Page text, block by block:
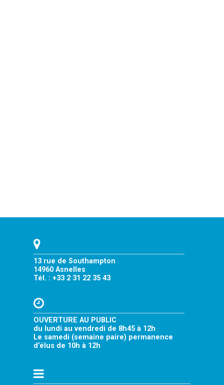
13 rue de Southampton
14960 Asnelles
Tél. : +33 2 31 22 35 43
OUVERTURE AU PUBLIC
du lundi au vendredi de 8h45 à 12h
Le samedi (semaine paire) permanence
d’élus de 10h à 12h